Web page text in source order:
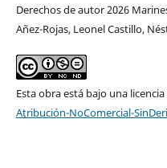
Derechos de autor 2026
Añez-Rojas, Leonel Castillo,
Esta obra está bajo una
Atribución-NoComercial-